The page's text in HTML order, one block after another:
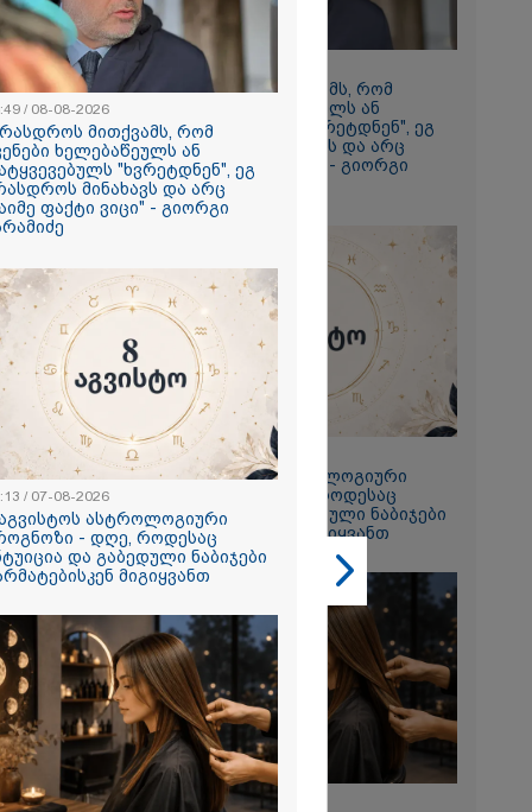
იმნაძის
- ეკა
ზღვამ კიდევ
გამორიყა,
სამაშველო"
და რა
08:49 / 08-08-2026
"არასდროს მითქვამს, რომ
ჩვენები ხელებაწეულს ან
დატყვევებულს "ხვრეტდნენ", ეგ
არასდროს მინახავს და არც
რაიმე ფაქტი ვიცი" - გიორგი
ბარამიძე
23:13 / 07-08-2026
8 აგვისტოს ასტროლოგიური
პროგნოზი - დღე, როდესაც
ინტუიცია და გაბედული ნაბიჯები
წარმატებისკენ მიგიყვანთ
10:49 / 04-08-2026
/ 08-08-2026
მითქვამს, რომ
ხელებაწეულს ან
"ხვრეტდნენ", ეგ
მინახავს და არც
ფაქტი ვიცი" - გიორგი
/ 07-08-2026
ასტროლოგიური
- დღე, როდესაც
და გაბედული ნაბიჯები
მიგიყვანთ